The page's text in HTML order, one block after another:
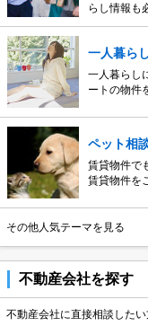
らし情報も
一人暮ら
一人暮らし
ートの物件
ペット相
賃貸物件で
賃貸物件を
その他人気テーマを見る
不動産会社を探す
不動産会社に直接相談したい